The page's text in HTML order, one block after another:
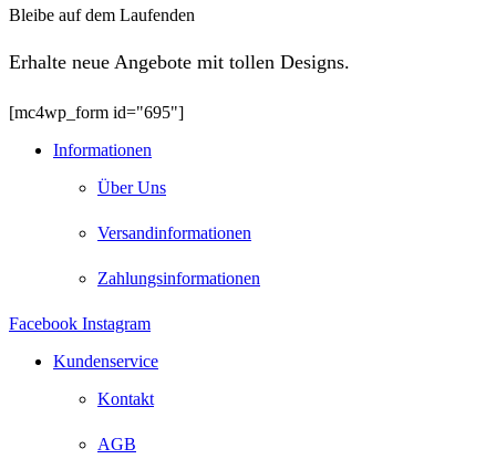
Bleibe auf dem Laufenden
Erhalte neue Angebote mit tollen Designs.
[mc4wp_form id="695"]
Informationen
Über Uns
Versandinformationen
Zahlungsinformationen
Facebook Instagram
Kundenservice
Kontakt
AGB